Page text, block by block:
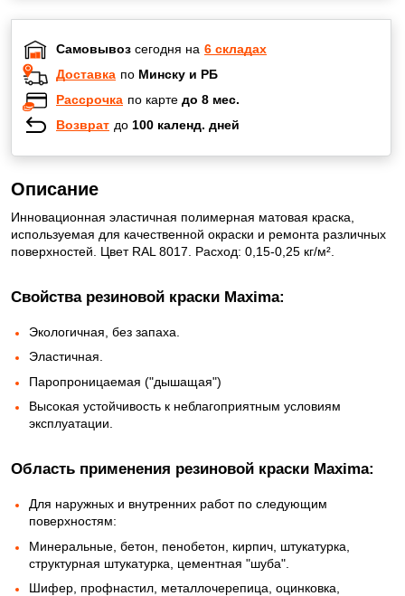
Самовывоз сегодня на 6 складах
Доставка по Минску и РБ
Рассрочка по карте до 8 мес.
Возврат до 100 календ. дней
Описание
Инновационная эластичная полимерная матовая краска,
используемая для качественной окраски и ремонта различных
поверхностей. Цвет RAL 8017. Расход: 0,15-0,25 кг/м².
Свойства резиновой краски Maxima:
Экологичная, без запаха.
Эластичная.
Паропроницаемая ("дышащая")
Высокая устойчивость к неблагоприятным условиям
эксплуатации.
Область применения резиновой краски Maxima:
Для наружных и внутренних работ по следующим
поверхностям:
Минеральные, бетон, пенобетон, кирпич, штукатурка,
структурная штукатурка, цементная "шуба".
Шифер, профнастил, металлочерепица, оцинковка,